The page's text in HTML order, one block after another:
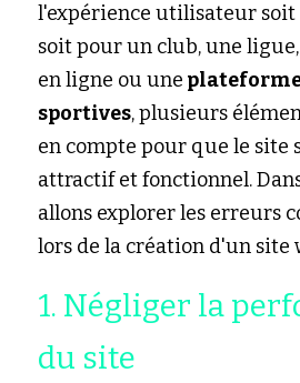
l'expérience utilisateur soit
soit pour un club, une
en ligne ou une
sportives, plusieurs
en compte pour que le site
attractif et fonctionnel.
allons explorer les erreurs
lors de la création d'un site
1. Négliger la
du site